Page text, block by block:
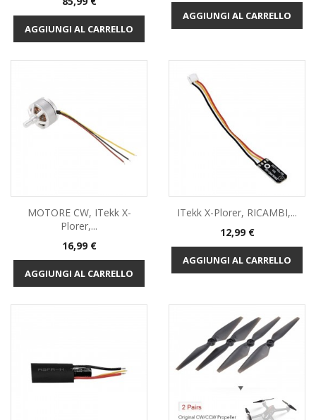
AGGIUNGI AL CARRELLO
AGGIUNGI AL CARRELLO
MOTORE CW, ITekk X-
Plorer,...
Prezzo
16,99 €
AGGIUNGI AL CARRELLO
ITekk X-Plorer, RICAMBI,...
Prezzo
12,99 €
AGGIUNGI AL CARRELLO